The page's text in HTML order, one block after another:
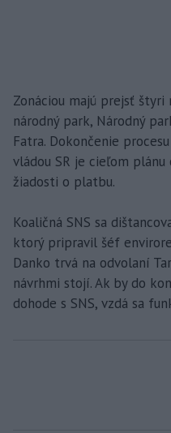
Zonáciou majú prejsť štyri
národný park, Národný
Fatra. Dokončenie
vládou SR je cieľom
žiadosti o platbu.
Koaličná SNS sa
ktorý pripravil šéf
Danko trvá na odvolaní
návrhmi stojí. Ak by do
dohode s SNS, vzdá sa